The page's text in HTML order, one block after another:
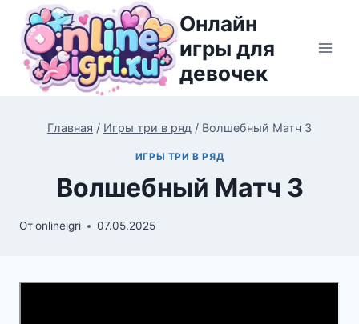
Перейти
содержимому
Онлайн
игры для
девочек
Главная / Игры три в ряд / Волшебный Матч 3
ИГРЫ ТРИ В РЯД
Волшебный Матч 3
Отonlineigri 07.05.2025